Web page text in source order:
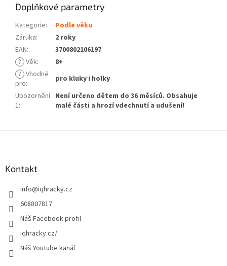
Doplňkové parametry
Kategorie:
Podle věku
Záruka:
2 roky
EAN:
3700802106197
? Věk:
8+
? Vhodné
pro:
pro kluky i holky
Upozornění
1:
Není určeno dětem do 36 měsíců. Obsahuje
malé části a hrozí vdechnutí a udušení!
Kontakt
info@iqhracky.cz
608807817
Náš Facebook profil
iqhracky.cz/
Náš Youtube kanál